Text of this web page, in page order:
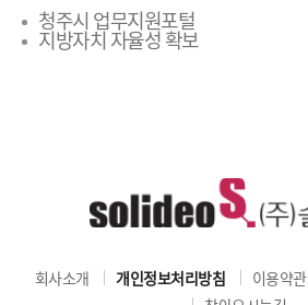
청주시 업무지원포털
지방자치 자율성 확보
회사소개 개인정보처리방침 이용약관